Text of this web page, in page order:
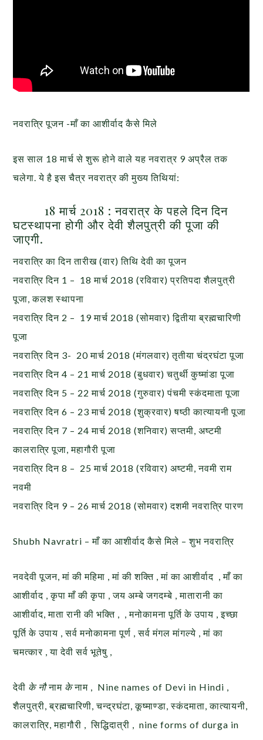
नवरात्रि पूजन -माँ का आशीर्वाद कैसे मिले
इस साल 18 मार्च से शुरू होने वाले यह नवरात्र 9 अप्रैल तक
चलेगा. ये है इस चैत्र नवरात्र की मुख्य तिथियां:
18 मार्च 2018 : नवरात्र के पहले दिन दिन
घटस्थापना होगी और देवी शैलपुत्री की पूजा की
जाएगी.
नवरात्रि का दिन तारीख (वार) तिथि देवी का पूजन
नवरात्रि दिन 1 – 18 मार्च 2018 (रविवार) प्रतिपदा शैलपुत्री
पूजा, कलश स्थापना
नवरात्रि दिन 2 – 19 मार्च 2018 (सोमवार) द्वितीया ब्रह्मचारिणी
पूजा
नवरात्रि दिन 3- 20 मार्च 2018 (मंगलवार) तृतीया चंद्रघंटा पूजा
नवरात्रि दिन 4 – 21 मार्च 2018 (बुधवार) चतुर्थी कुष्मांडा पूजा
नवरात्रि दिन 5 – 22 मार्च 2018 (गुरुवार) पंचमी स्कंदमाता पूजा
नवरात्रि दिन 6 – 23 मार्च 2018 (शुक्रवार) षष्ठी कात्यायनी पूजा
नवरात्रि दिन 7 – 24 मार्च 2018 (शनिवार) सप्तमी, अष्टमी
कालरात्रि पूजा, महागौरी पूजा
नवरात्रि दिन 8 – 25 मार्च 2018 (रविवार) अष्टमी, नवमी राम
नवमी
नवरात्रि दिन 9 – 26 मार्च 2018 (सोमवार) दशमी नवरात्रि पारण
Shubh Navratri – माँ का आशीर्वाद कैसे मिले – शुभ नवरात्रि
नवदेवी पूजन, मां की महिमा , मां की शक्ति , मां का आशीर्वाद , माँ का
आशीर्वाद , कृपा माँ की कृपा , जय अम्बे जगदम्बे , मातारानी का
आशीर्वाद, माता रानी की भक्ति , , मनोकामना पूर्ति के उपाय , इच्छा
पूर्ति के उपाय , सर्व मनोकामना पूर्ण , सर्व मंगल मांगल्ये , मां का
चमत्कार , या देवी सर्व भूतेषु ,
देवी के नौनाम केनाम , Nine names of Devi in Hindi ,
शैलपुत्री, ब्रह्मचारिणी, चन्द्रघंटा, कूष्माण्डा, स्कंदमाता, कात्यायनी,
कालरात्रि, महागौरी , सिद्धिदात्री , nine forms of durga in